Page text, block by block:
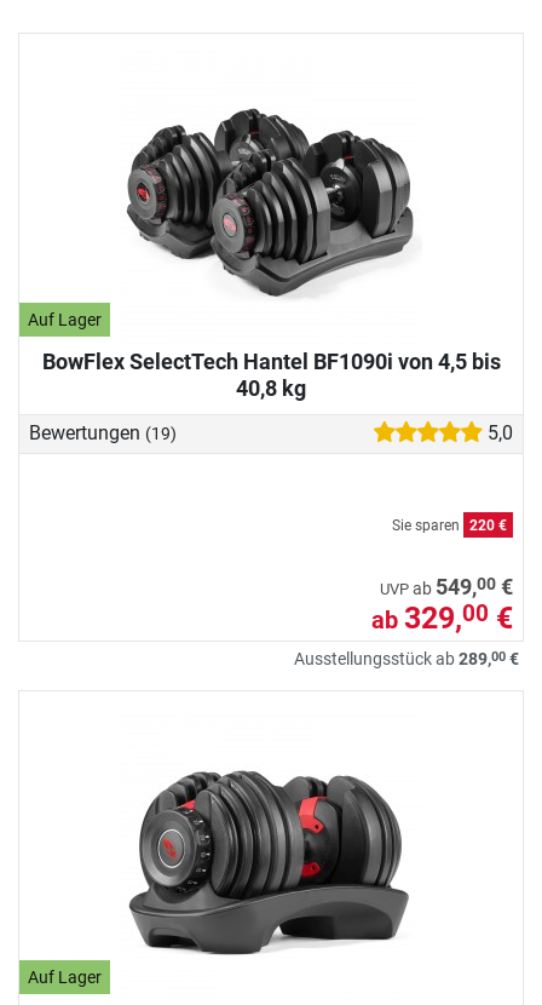
Auf Lager
BowFlex SelectTech Hantel BF1090i von 4,5 bis
40,8 kg
Bewertungen (19) 5,0
Sie sparen 220 €
UVP ab 549,00 €
ab 329,00 €
Ausstellungsstück ab289,00 €
Auf Lager